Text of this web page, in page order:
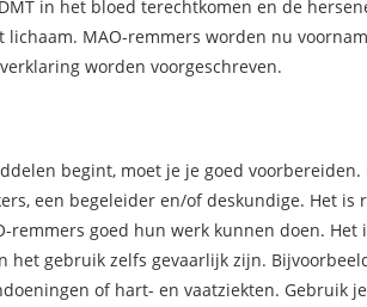
in het bloed terechtkomen en de
MAO-remmers worden nu
worden voorgeschreven.
begint, moet je je goed voorbereiden.
een begeleider en/of deskundige. Het is
remmers goed hun werk kunnen doen. Het
het gebruik zelfs gevaarlijk zijn.
of hart- en vaatziekten. Gebruik